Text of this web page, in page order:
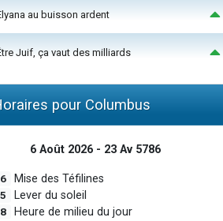
au buisson ardent
Juif, ça vaut des milliards
pour Columbus
6 Août 2026 - 23 Av 5786
Mise des Téfilines
Lever du soleil
Heure de milieu du jour